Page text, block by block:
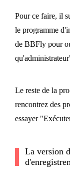
Pour ce faire, il
le programme
de BBFly pour
Le reste de la
rencontrez des
essayer
La version